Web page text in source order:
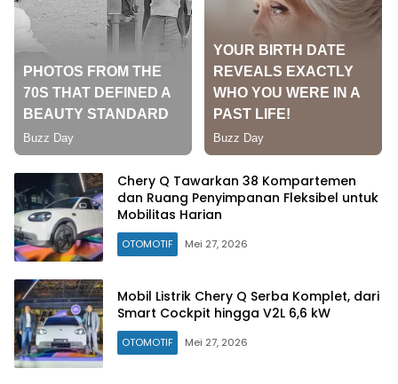
Chery Q Tawarkan 38 Kompartemen
dan Ruang Penyimpanan Fleksibel untuk
Mobilitas Harian
OTOMOTIF Mei 27, 2026
Mobil Listrik Chery Q Serba Komplet, dari
Smart Cockpit hingga V2L 6,6 kW
OTOMOTIF Mei 27, 2026